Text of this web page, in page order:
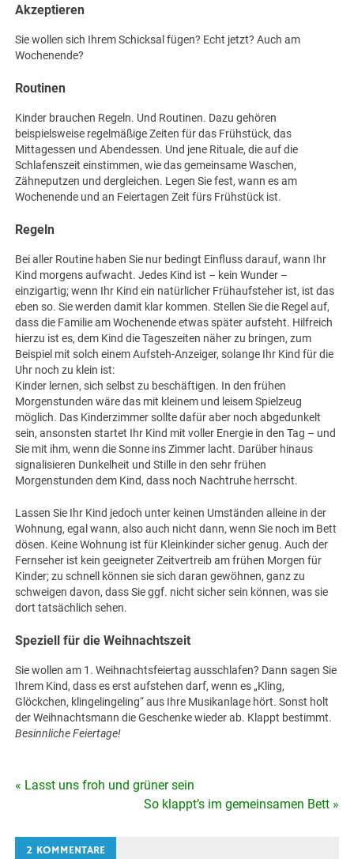
Akzeptieren
Sie wollen sich Ihrem Schicksal fügen? Echt jetzt? Auch am
Wochenende?
Routinen
Kinder brauchen Regeln. Und Routinen. Dazu gehören
beispielsweise regelmäßige Zeiten für das Frühstück, das
Mittagessen und Abendessen. Und jene Rituale, die auf die
Schlafenszeit einstimmen, wie das gemeinsame Waschen,
Zähneputzen und dergleichen. Legen Sie fest, wann es am
Wochenende und an Feiertagen Zeit fürs Frühstück ist.
Regeln
Bei aller Routine haben Sie nur bedingt Einfluss darauf, wann Ihr
Kind morgens aufwacht. Jedes Kind ist – kein Wunder –
einzigartig; wenn Ihr Kind ein natürlicher Frühaufsteher ist, ist das
eben so. Sie werden damit klar kommen. Stellen Sie die Regel auf,
dass die Familie am Wochenende etwas später aufsteht. Hilfreich
hierzu ist es, dem Kind die Tageszeiten näher zu bringen, zum
Beispiel mit solch einem Aufsteh-Anzeiger, solange Ihr Kind für die
Uhr noch zu klein ist:
Kinder lernen, sich selbst zu beschäftigen. In den frühen
Morgenstunden wäre das mit kleinem und leisem Spielzeug
möglich. Das Kinderzimmer sollte dafür aber noch abgedunkelt
sein, ansonsten startet Ihr Kind mit voller Energie in den Tag – und
Sie mit ihm, wenn die Sonne ins Zimmer lacht. Darüber hinaus
signalisieren Dunkelheit und Stille in den sehr frühen
Morgenstunden dem Kind, dass noch Nachtruhe herrscht.
Lassen Sie Ihr Kind jedoch unter keinen Umständen alleine in der
Wohnung, egal wann, also auch nicht dann, wenn Sie noch im Bett
dösen. Keine Wohnung ist für Kleinkinder sicher genug. Auch der
Fernseher ist kein geeigneter Zeitvertreib am frühen Morgen für
Kinder; zu schnell können sie sich daran gewöhnen, ganz zu
schweigen davon, dass Sie ggf. nicht sicher sein können, was sie
dort tatsächlich sehen.
Speziell für die Weihnachtszeit
Sie wollen am 1. Weihnachtsfeiertag ausschlafen? Dann sagen Sie
Ihrem Kind, dass es erst aufstehen darf, wenn es „Kling,
Glöckchen, klingelingeling“ aus Ihre Musikanlage hört. Sonst holt
der Weihnachtsmann die Geschenke wieder ab. Klappt bestimmt.
Besinnliche Feiertage!
Beitragsnavigation
« Lasst uns froh und grüner sein
So klappt’s im gemeinsamen Bett »
2 KOMMENTARE